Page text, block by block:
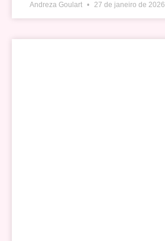
Andreza Goulart 27 de janeiro de 2026